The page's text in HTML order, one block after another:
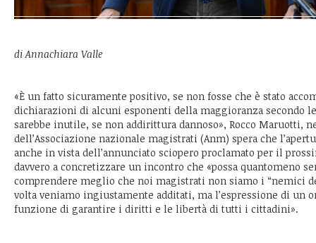
di Annachiara Valle
«È un fatto sicuramente positivo, se non fosse che è stato
dichiarazioni di alcuni esponenti della maggioranza secondo
sarebbe inutile, se non addirittura dannoso», Rocco Maruotti,
dell’Associazione nazionale magistrati (Anm) spera che
anche in vista dell’annunciato sciopero proclamato per il
davvero a concretizzare un incontro che «possa quantomeno
comprendere meglio che noi magistrati non siamo i “nemici
volta veniamo ingiustamente additati, ma l’espressione di un
funzione di garantire i diritti e le libertà di tutti i cittadini».